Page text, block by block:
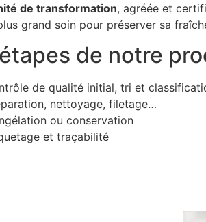
de transformation, agréée et
grand soin pour préserver sa
de notre
de qualité initial, tri et
nettoyage, filetage…
ou conservation
et traçabilité